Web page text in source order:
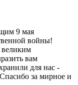
9 мая
войны!
великим
вам
для нас -
за мирное и